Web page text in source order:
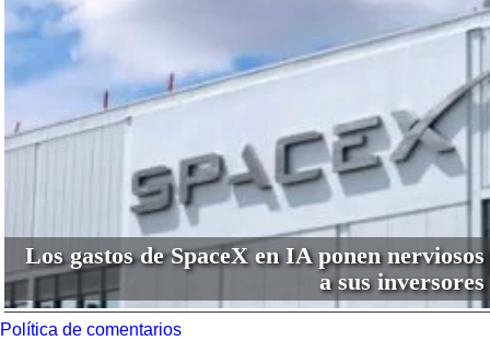
Los gastos de SpaceX en IA ponen nerviosos
a sus inversores
Política de comentarios